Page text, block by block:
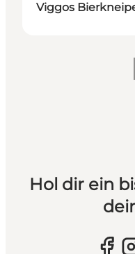
Viggos
Hol dir ein